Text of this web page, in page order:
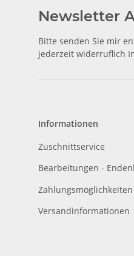
Newsletter
Bitte senden Sie mir
jederzeit widerruflich
Informationen
Zuschnittservice
Bearbeitungen -
Zahlungsmöglichkeiten
Versandinformationen